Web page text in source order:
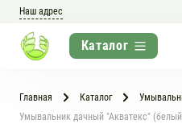
Наш адрес
Главная Каталог
Умывальник дачный "Акватекс"